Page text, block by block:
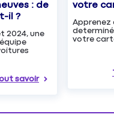
: de
il ?
2024, une
savoir
votre
Apprenez
votre